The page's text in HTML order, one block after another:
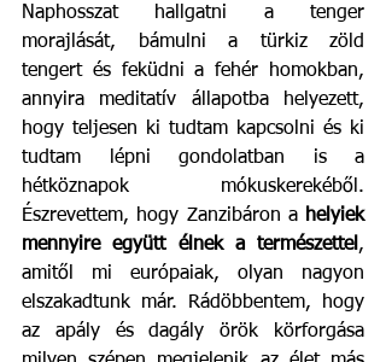
Naphosszat hallgatni a tenger
morajlását, bámulni a türkiz zöld
tengert és feküdni a fehér homokban,
annyira meditatív állapotba helyezett,
hogy teljesen ki tudtam kapcsolni és ki
tudtam lépni gondolatban is a
hétköznapok mókuskerekéből.
Észrevettem, hogy Zanzibáron a helyiek
mennyire együtt élnek a természettel ,
amitől mi európaiak, olyan nagyon
elszakadtunk már. Rádöbbentem, hogy
az apály és dagály örök körforgása